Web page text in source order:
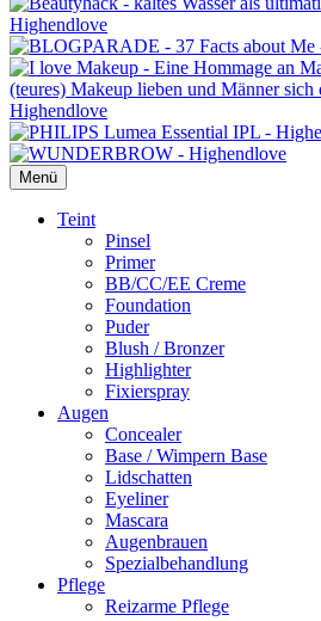
Menü
Primäres
Teint
Pinsel
Primer
BB/CC/EE Creme
Foundation
Puder
Blush / Bronzer
Highlighter
Fixierspray
Augen
Concealer
Base / Wimpern Base
Lidschatten
Eyeliner
Mascara
Augenbrauen
Spezialbehandlung
Pflege
Reizarme Pflege